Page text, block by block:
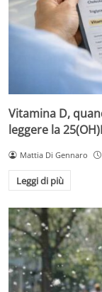
Vitamina D,
leggere la
Mattia Di Gennaro
Leggi di più